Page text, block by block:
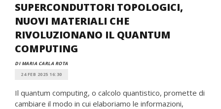
SUPERCONDUTTORI TOPOLOGICI,
NUOVI MATERIALI CHE
RIVOLUZIONANO IL QUANTUM
COMPUTING
DI MARIA CARLA ROTA
24 FEB 2025 16:30
Il quantum computing, o calcolo quantistico, promette di
cambiare il modo in cui elaboriamo le informazioni,